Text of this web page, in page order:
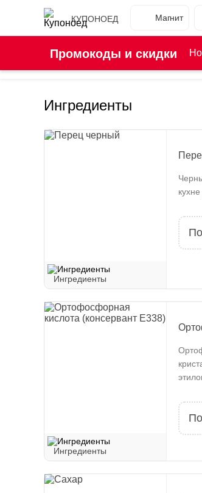
КУПОНОЕД Магнит
Промокоды и скидки
Ингредиенты
Ингредиенты
Ингредиенты